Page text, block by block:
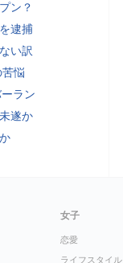
ン？
逮捕
い訳
悩
ラン
遂か
女子
恋愛
ライフスタイル